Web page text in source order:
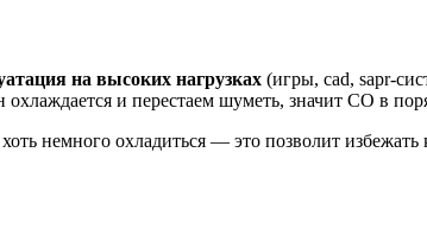
на высоких нагрузках (игры, cad, sapr-
и перестаем шуметь, значит СО в
немного охладиться — это позволит